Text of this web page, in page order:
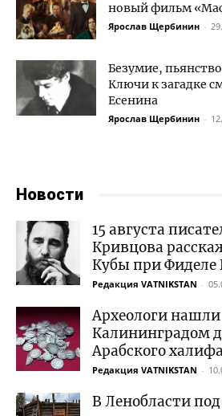
новый фильм
Ярослав Щербинин -
Безумие,
Ключи к загадке
Есенина
Ярослав Щербинин -
Новости
15 августа
Кривцова
Кубы при Фиделе
Редакция VATNIKSTAN -
Археологи
Калининградом
Арабского
Редакция VATNIKSTAN -
В Ленобласти